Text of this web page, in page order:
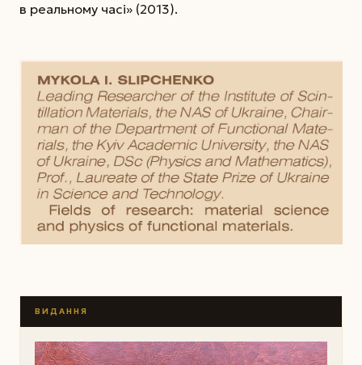
в реальному часі» (2013).
ВИДАННЯ